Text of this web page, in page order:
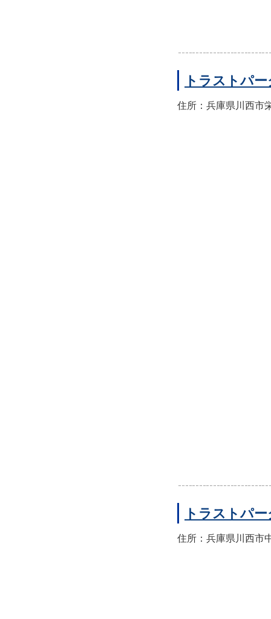
トラストパ
住所：兵庫県川西市
トラストパ
住所：兵庫県川西市